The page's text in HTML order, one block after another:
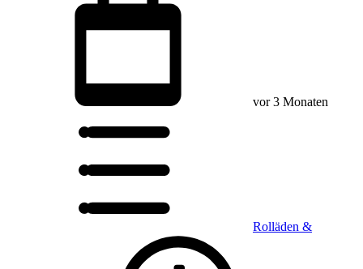
vor 3 Monaten
Rolläden &